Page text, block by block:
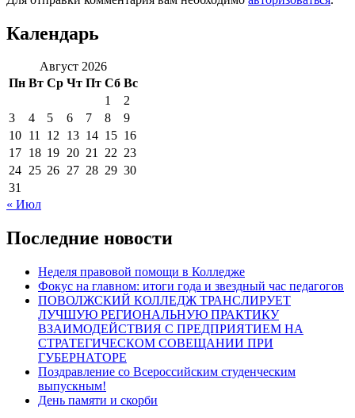
Календарь
Август 2026
Пн Вт Ср Чт Пт Сб Вс
1
2
3
4 5 6 7 8
9
10 11 12 13 14 15 16
17 18 19 20 21 22 23
24 25 26 27 28 29 30
31
« Июл
Последние новости
Неделя правовой помощи в Колледже
Фокус на главном: итоги года и звездный час педагогов
ПОВОЛЖСКИЙ КОЛЛЕДЖ ТРАНСЛИРУЕТ
ЛУЧШУЮ РЕГИОНАЛЬНУЮ ПРАКТИКУ
ВЗАИМОДЕЙСТВИЯ С ПРЕДПРИЯТИЕМ НА
СТРАТЕГИЧЕСКОМ СОВЕЩАНИИ ПРИ
ГУБЕРНАТОРЕ
Поздравление со Всероссийским студенческим
выпускным!
День памяти и скорби